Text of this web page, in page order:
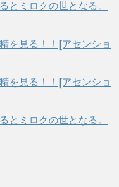
とミロクの世となる。
を見る！！[アセンショ
を見る！！[アセンショ
とミロクの世となる。